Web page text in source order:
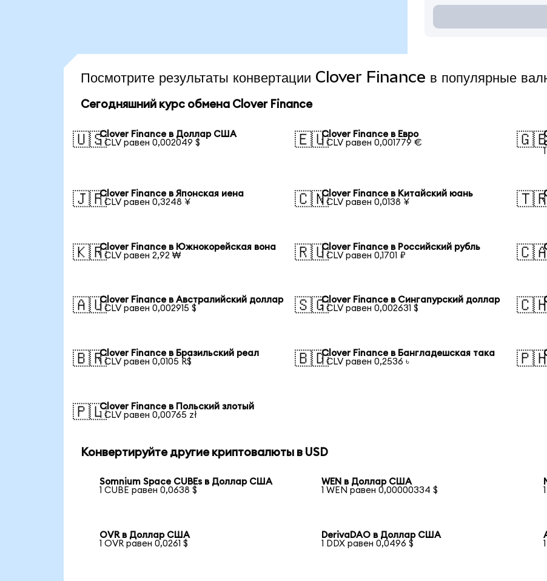
Посмотрите результаты конвертации Clover Finance в популярные
Сегодняшний курс обмена Clover Finance
🇺🇸Clover Finance в Доллар США
1 CLV равен 0,002049 $
🇪🇺Clover Finance в Евро
1 CLV равен 0,001779 €
🇯🇵Clover Finance в Японская иена
1 CLV равен 0,3248 ¥
🇨🇳Clover Finance в Китайский юань
1 CLV равен 0,0138 ¥
🇰🇷Clover Finance в Южнокорейская вона
1 CLV равен 2,92 ₩
🇷🇺Clover Finance в Российский рубль
1 CLV равен 0,1701 ₽
🇦🇺Clover Finance в Австралийский доллар
1 CLV равен 0,002915 $
🇸🇬Clover Finance в Сингапурский доллар
1 CLV равен 0,002631 $
🇧🇷Clover Finance в Бразильский реал
1 CLV равен 0,0105 R$
🇧🇩Clover Finance в Бангладешская така
1 CLV равен 0,2536 ৳
🇵🇱Clover Finance в Польский злотый
1 CLV равен 0,00765 zł
Конвертируйте другие криптовалюты в USD
Somnium Space CUBEs в Доллар США
1 CUBE равен 0,0638 $
WEN в Доллар США
1 WEN равен 0,00000334 $
OVR в Доллар США
1 OVR равен 0,0261 $
DerivaDAO в Доллар США
1 DDX равен 0,0496 $